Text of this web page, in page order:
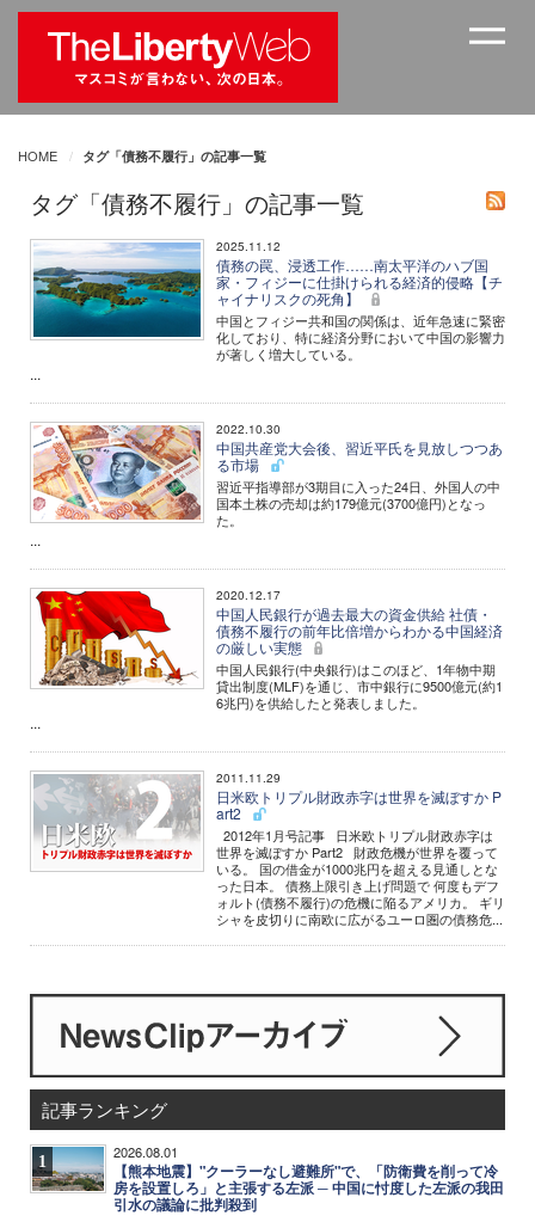
HOME タグ「債務不履行」の記事一覧
タグ「債務不履行」の記事一覧
2025.11.12
債務の罠、浸透工作……南太平洋のハブ国
家・フィジーに仕掛けられる経済的侵略【チ
ャイナリスクの死角】
中国とフィジー共和国の関係は、近年急速に緊密
化しており、特に経済分野において中国の影響力
が著しく増大している。
...
2022.10.30
中国共産党大会後、習近平氏を見放しつつあ
る市場
習近平指導部が3期目に入った24日、外国人の中
国本土株の売却は約179億元(3700億円)となっ
た。
...
2020.12.17
中国人民銀行が過去最大の資金供給 社債・
債務不履行の前年比倍増からわかる中国経済
の厳しい実態
中国人民銀行(中央銀行)はこのほど、1年物中期
貸出制度(MLF)を通じ、市中銀行に9500億元(約1
6兆円)を供給したと発表しました。
...
2011.11.29
日米欧トリプル財政赤字は世界を滅ぼすか P
art2
2012年1月号記事 日米欧トリプル財政赤字は
世界を滅ぼすか Part2 財政危機が世界を覆って
いる。 国の借金が1000兆円を超える見通しとな
った日本。 債務上限引き上げ問題で 何度もデフ
ォルト(債務不履行)の危機に陥るアメリカ。 ギリ
シャを皮切りに南欧に広がるユーロ圏の債務危...
記事ランキング
1 2026.08.01
【熊本地震】"クーラーなし避難所"で、「防衛費を削って冷
房を設置しろ」と主張する左派 ─ 中国に忖度した左派の我田
引水の議論に批判殺到